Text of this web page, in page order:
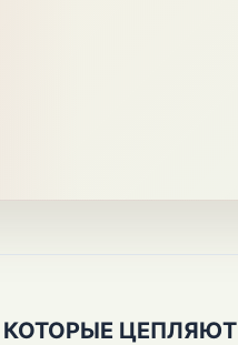
ЦЕПЛЯЮТ